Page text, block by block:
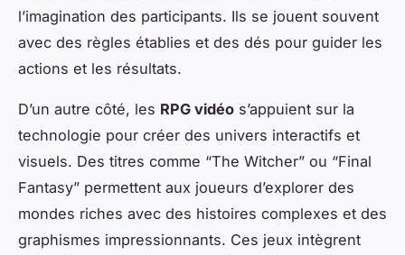
l’imagination des participants. Ils se jouent souvent
avec des règles établies et des dés pour guider les
actions et les résultats.
D’un autre côté, les RPG vidéo s’appuient sur la
technologie pour créer des univers interactifs et
visuels. Des titres comme “The Witcher” ou “Final
Fantasy” permettent aux joueurs d’explorer des
mondes riches avec des histoires complexes et des
graphismes impressionnants. Ces jeux intègrent